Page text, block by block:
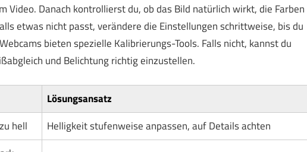
Video. Danach kontrollierst du, ob das Bild natürlich wirkt, die Farben
etwas nicht passt, verändere die Einstellungen schrittweise, bis du
bieten spezielle Kalibrierungs-Tools. Falls nicht, kannst du
und Belichtung richtig einzustellen.
Lösungsansatz
hell Helligkeit stufenweise anpassen, auf Details achten